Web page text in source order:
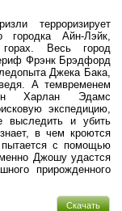
терроризирует
городка Айн-Лэйк,
Весь город
Фрэнк Брэдфорд
Джека Бака,
А темвременем
Харлан Эдамс
экспедицию,
выследить и убить
в чем кроются
пытается с помощью
Джошу удастся
прирожденного
Скачать